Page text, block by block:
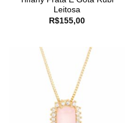
Leitosa
R$155,00